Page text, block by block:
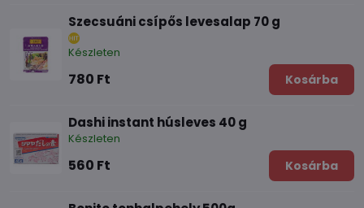
Szecsuáni csípős levesalap 70 g
Készleten
780 Ft Kosárba
Dashi instant húsleves 40 g
Készleten
560 Ft Kosárba